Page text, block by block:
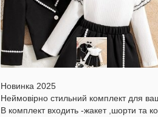
Новинка 2025
Неймовірно стильний комплект для
В комплект входить -жакет ,шорти та